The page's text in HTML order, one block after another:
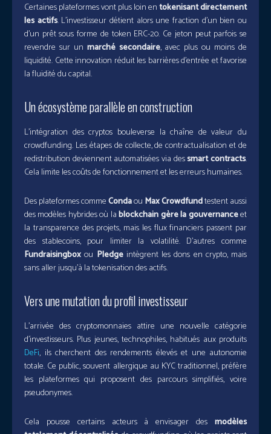
Certaines plateformes vont plus loin entokenisant directement
les actifs. L’investisseur détient alors une fraction d’un bien ou
d’un prêt sous forme de token ERC-20. Ce jeton peut parfois se
revendre sur un marché secondaire, avec plus ou moins de
liquidité. Cette innovation réduit les barrières d’entrée et favorise
la fluidité du capital.
Un écosystème parallèle en construction
L’intégration des cryptos bouleverse la chaîne de valeur du
crowdfunding. Les étapes de collecte, de contractualisation et de
redistribution deviennent automatisées via dessmart contracts.
Cela limite les coûts de fonctionnement et les erreurs humaines.
Des plateformes commeCondaou Max Crowdfundtestent aussi
des modèles hybrides où lablockchain gère la gouvernanceet
la transparence des projets, mais les flux financiers passent par
des stablecoins, pour limiter la volatilité. D’autres comme
Fundraisingbox ou Pledgeintègrent les dons en crypto, mais
sans aller jusqu’à la tokenisation des actifs.
Vers une mutation du profil investisseur
L’arrivée des cryptomonnaies attire une nouvelle catégorie
d’investisseurs. Plus jeunes, technophiles, habitués aux produits
DeFi, ils cherchent des rendements élevés et une autonomie
totale. Ce public, souvent allergique au KYC traditionnel, préfère
les plateformes qui proposent des parcours simplifiés, voire
pseudonymes.
Cela pousse certains acteurs à envisager des modèles